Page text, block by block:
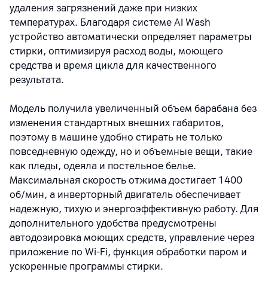
удаления загрязнений даже при низких
температурах. Благодаря системе AI Wash
устройство автоматически определяет параметры
стирки, оптимизируя расход воды, моющего
средства и время цикла для качественного
результата.
Модель получила увеличенный объем барабана без
изменения стандартных внешних габаритов,
поэтому в машине удобно стирать не только
повседневную одежду, но и объемные вещи, такие
как пледы, одеяла и постельное белье.
Максимальная скорость отжима достигает 1400
об/мин, а инверторный двигатель обеспечивает
надежную, тихую и энергоэффективную работу. Для
дополнительного удобства предусмотрены
автодозировка моющих средств, управление через
приложение по Wi‑Fi, функция обработки паром и
ускоренные программы стирки.